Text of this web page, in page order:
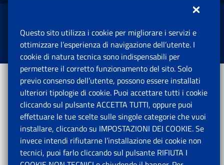
Istituto Nazionale Previdenza Sociale.
Tutti i diritti riservati.
Questo sito utilizza i cookie per migliorare i servizi e
ottimizzare l’esperienza di navigazione dell’utente. I
cookie di natura tecnica sono indispensabili per
permettere il corretto funzionamento del sito. Solo
previo consenso dell’utente, possono essere installati
ulteriori tipologie di cookie. Puoi accettare tutti i cookie
cliccando sul pulsante ACCETTA TUTTI, oppure puoi
effettuare le tue scelte sulle singole categorie che vuoi
installare, cliccando su IMPOSTAZIONI DEI COOKIE. Se
invece intendi rifiutarne l’installazione dei cookie non
tecnici, puoi farlo cliccando sul pulsante RIFIUTA I